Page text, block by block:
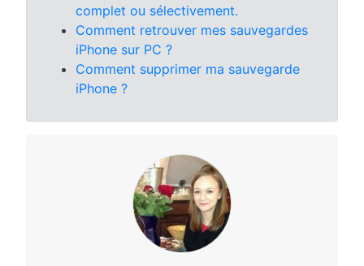
complet ou sélectivement.
Comment retrouver mes sauvegardes
iPhone sur PC ?
Comment supprimer ma sauvegarde
iPhone ?